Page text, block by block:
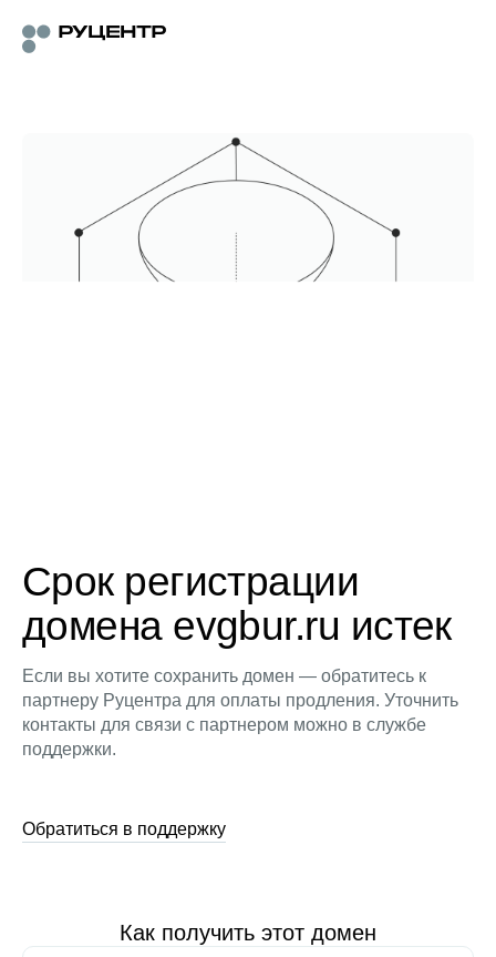
Срок регистрации
домена evgbur.ru истек
Если вы хотите сохранить домен — обратитесь к
партнеру Руцентра для оплаты продления. Уточнить
контакты для связи с партнером можно в службе
поддержки.
Обратиться в поддержку
Как получить этот домен